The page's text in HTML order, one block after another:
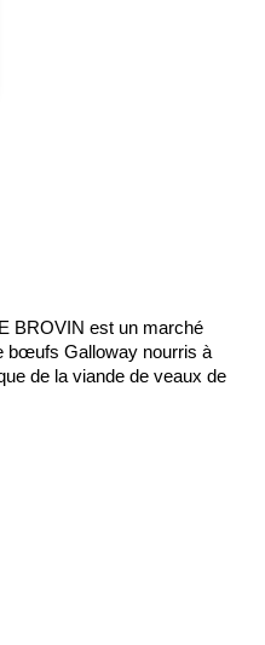
BROVIN est un marché
bœufs Galloway nourris à
de la viande de veaux de